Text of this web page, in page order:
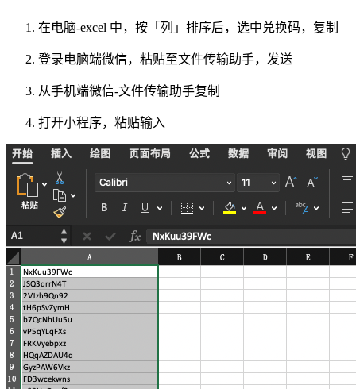
在电脑-excel 中，按「列」排序后，选中兑换码，复制
登录电脑端微信，粘贴至文件传输助手，发送
从手机端微信-文件传输助手复制
打开小程序，粘贴输入